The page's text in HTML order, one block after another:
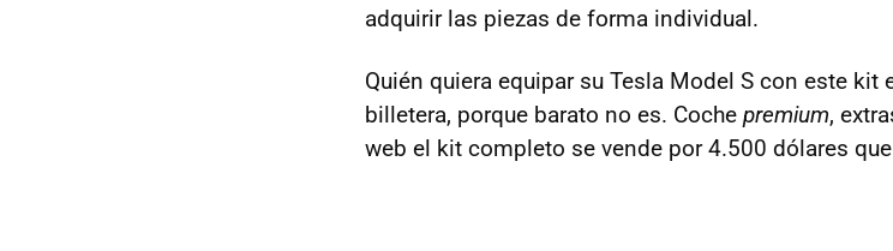
adquirir las piezas de forma individual.
Quién quiera equipar su Tesla Model S con este kit
billetera, porque barato no es. Coche premium,
web el kit completo se vende por 4.500 dólares